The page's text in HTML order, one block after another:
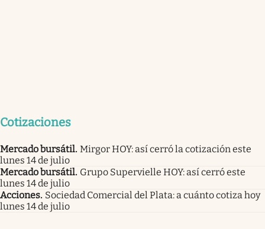
Cotizaciones
Mercado bursátil. Mirgor HOY: así cerró la cotización este
lunes 14 de julio
Mercado bursátil. Grupo Supervielle HOY: así cerró este
lunes 14 de julio
Acciones. Sociedad Comercial del Plata: a cuánto cotiza hoy
lunes 14 de julio